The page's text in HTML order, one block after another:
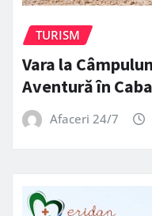
TURISM
Vara la
Aventură în
Afaceri 24/7